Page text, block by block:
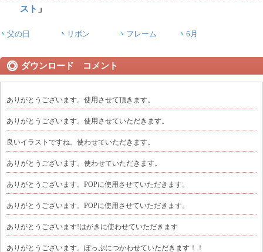
スト 」
父の日 リボン フレーム 6月
ダウンロード コメント
ありがとうございます。使用させて頂きます。
ありがとうございます。使用させていただきます。
良いイラストですね。使わせていただきます。
ありがとうございます。使わせていただきます。
ありがとうございます。POPに使用させていただきます。
ありがとうございます。POPに使用させていただきます。
ありがとうございます!はがきに使わせていただきます
ありがとうございます。ぽっぷにつかわせていただきます！！